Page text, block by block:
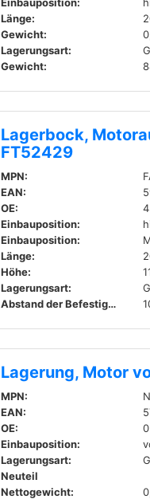
Länge:
Gewicht:
Lagerungsart:
Gewicht:
Lagerbock,
FT52429
MPN:
EAN:
OE:
Einbauposition:
Einbauposition:
Länge:
Höhe:
Lagerungsart:
Abstand der Befestigungsbohrungen:
Lagerung, Motor
MPN:
EAN:
OE:
Einbauposition:
Lagerungsart:
Neuteil
Nettogewicht: